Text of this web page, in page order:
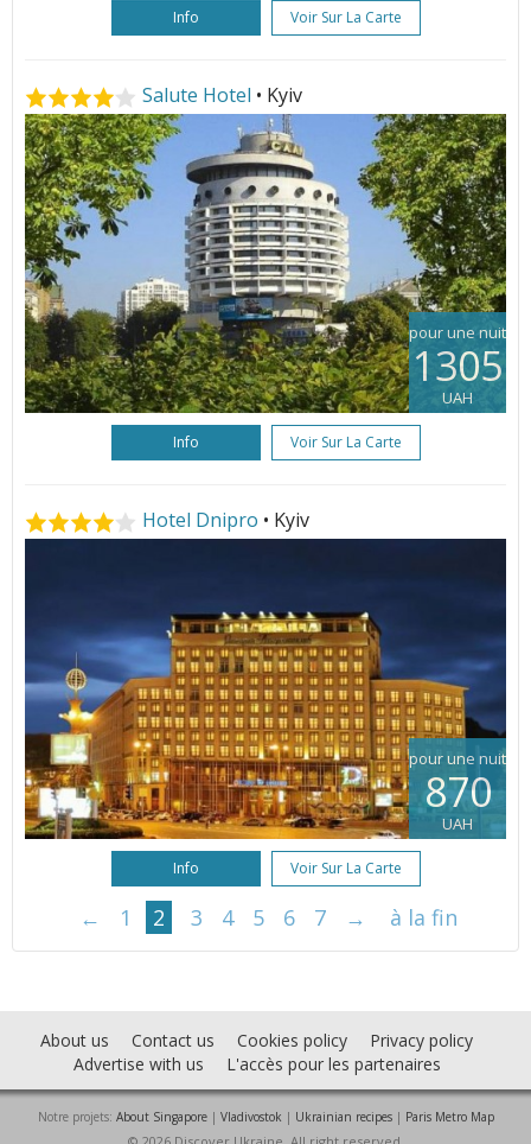
Info Voir Sur La Carte
Salute Hotel • Kyiv
pour une nuit
1305
UAH
Info Voir Sur La Carte
Hotel Dnipro • Kyiv
pour une nuit
870
UAH
Info Voir Sur La Carte
← 1 2 3 4 5 6 7 → à la fin
About us Contact us Cookies policy
Privacy policy
Advertise with us
L'accès pour les partenaires
Notre projets: About Singapore| Vladivostok | Ukrainian recipes| Paris Metro Map